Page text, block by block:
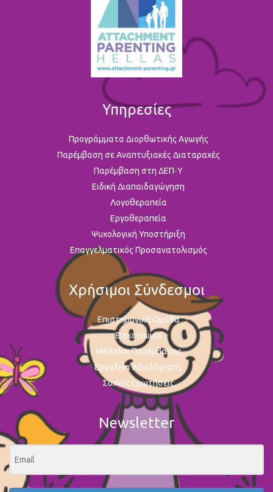
Υπηρεσίες
Προγράμματα Διορθωτικής Αγωγής
Παρέμβαση σε Αναπτυξιακές Διαταραχές
Παρέμβαση στη ΔΕΠ-Υ
Ειδική Διαπαιδαγώγηση
Λογοθεραπεία
Εργοθεραπεία
Ψυχολογική Υποστήριξη
Επαγγελματικός Προσανατολισμός
Χρήσιμοι Σύνδεσμοι
Επιστημονική Ομάδα
Επικοινωνία
Μέθοδοι Παρέμβασης
Εργαλεία Αξιολόγησης
Συχνές Ερωτήσεις
Newsletter